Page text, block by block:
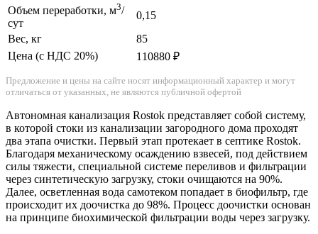
Объем переработки, м3/
сут
0,15
Вес, кг
85
Цена (с НДС 20%)
110880 ₽
Предложение и цены на сайте носят информационный характер и могут
отличаться от указанных, не являются публичной офертой
Автономная канализация Rostok представляет собой систему,
в которой стоки из канализации загородного дома проходят
два этапа очистки. Первый этап протекает в септике Rostok.
Благодаря механическому осаждению взвесей, под действием
силы тяжести, специальной системе переливов и фильтрации
через синтетическую загрузку, стоки очищаются на 90%.
Далее, осветленная вода самотеком попадает в биофильтр, где
происходит их доочистка до 98%. Процесс доочистки основан
на принципе биохимической фильтрации воды через загрузку.